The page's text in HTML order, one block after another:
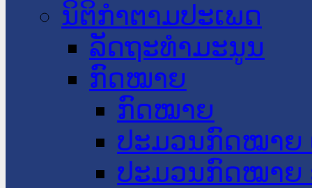
ນິຕິກຳຕາມປະເພດ
ລັດຖະທໍາມະນູນ
ກົດໝາຍ
ກົດໝາຍ
ປະມວນກົດໝາຍ
ປະມວນກົດໝາຍ